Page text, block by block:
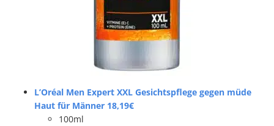
L’Oréal Men Expert XXL Gesichtspflege gegen müde
Haut für Männer 18,19€
100ml